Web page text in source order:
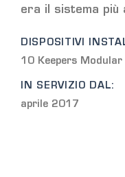
era il sistema più
DISPOSITIVI
10 Keepers
IN SERVIZIO DAL:
aprile 2017